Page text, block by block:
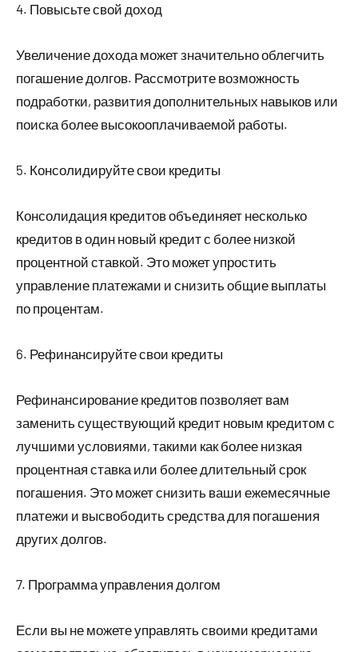
4. Повысьте свой доход
Увеличение дохода может значительно облегчить
погашение долгов. Рассмотрите возможность
подработки, развития дополнительных навыков или
поиска более высокооплачиваемой работы.
5. Консолидируйте свои кредиты
Консолидация кредитов объединяет несколько
кредитов в один новый кредит с более низкой
процентной ставкой. Это может упростить
управление платежами и снизить общие выплаты
по процентам.
6. Рефинансируйте свои кредиты
Рефинансирование кредитов позволяет вам
заменить существующий кредит новым кредитом с
лучшими условиями, такими как более низкая
процентная ставка или более длительный срок
погашения. Это может снизить ваши ежемесячные
платежи и высвободить средства для погашения
других долгов.
7. Программа управления долгом
Если вы не можете управлять своими кредитами